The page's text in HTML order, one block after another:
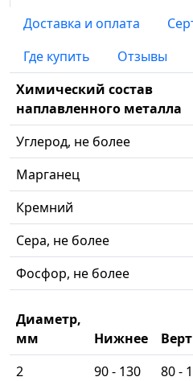
Доставка и оплата
Где купить
Отзывы
Химический состав
наплавленного металла
Углерод, не более
Марганец
Кремний
Сера, не более
Фосфор, не более
Диаметр,
мм
Нижнее
2
90 - 130 80 -